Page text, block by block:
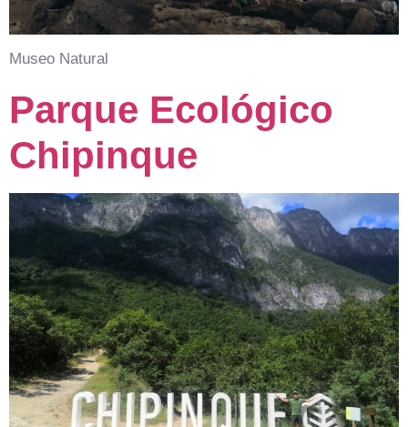
Museo Natural
Parque Ecológico
Chipinque